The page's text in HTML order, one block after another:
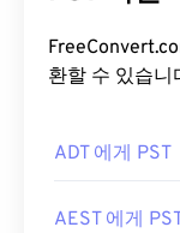
환할 수 있습니
ADT 에게 PST
AEST 에게